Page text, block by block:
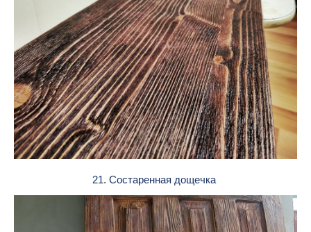
21. Состаренная дощечка